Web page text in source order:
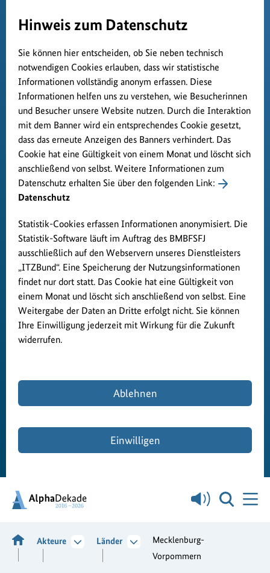
Hinweis zum Datenschutz
Sie können hier entscheiden, ob Sie neben technisch
notwendigen Cookies erlauben, dass wir statistische
Informationen vollständig anonym erfassen. Diese
Informationen helfen uns zu verstehen, wie Besucherinnen
und Besucher unsere Website nutzen. Durch die Interaktion
mit dem Banner wird ein entsprechendes Cookie gesetzt,
dass das erneute Anzeigen des Banners verhindert. Das
Cookie hat eine Gültigkeit von einem Monat und löscht sich
anschließend von selbst. Weitere Informationen zum
Datenschutz erhalten Sie über den folgenden Link:
Datenschutz
Statistik-Cookies erfassen Informationen anonymisiert. Die
Statistik-Software läuft im Auftrag des BMBFSFJ
ausschließlich auf den Webservern unseres Dienstleisters
„ITZBund“. Eine Speicherung der Nutzungsinformationen
findet nur dort statt. Das Cookie hat eine Gültigkeit von
einem Monat und löscht sich anschließend von selbst. Eine
Weitergabe der Daten an Dritte erfolgt nicht. Sie können
Ihre Einwilligung jederzeit mit Wirkung für die Zukunft
widerrufen.
Ablehnen
Einwilligen
Akteure Länder
Mecklenburg-
Vorpommern